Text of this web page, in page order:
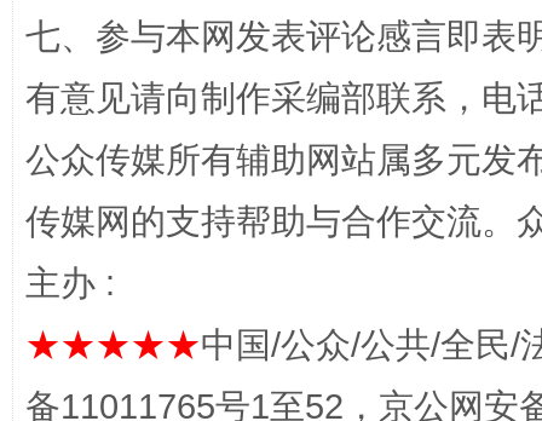
七、参与本网发表评论感言即表
有意见请向制作采编部联系，电
公众传媒所有辅助网站属多元发
传媒网的支持帮助与合作交流。
主办 :
★★★★★中国/公众/公共/全民/
备11011765号1至52，京公网安